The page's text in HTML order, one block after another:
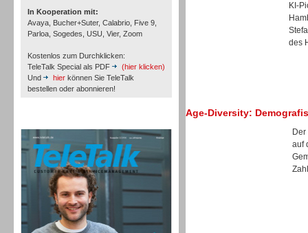
In Kooperation mit:
Avaya, Bucher+Suter, Calabrio, Five 9,
Parloa, Sogedes, USU, Vier, Zoom
Kostenlos zum Durchklicken:
TeleTalk Special als PDF
(hier klicken)
Und
hier können Sie TeleTalk
bestellen oder abonnieren!
Inbound
KI-
des
Age-Diversity:
auf